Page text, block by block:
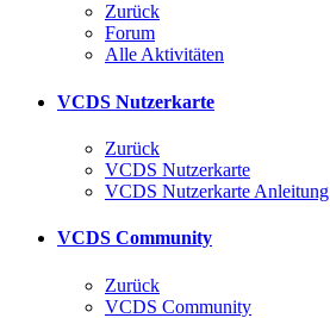
Zurück
Forum
Alle Aktivitäten
VCDS Nutzerkarte
Zurück
VCDS Nutzerkarte
VCDS Nutzerkarte Anleitung
VCDS Community
Zurück
VCDS Community